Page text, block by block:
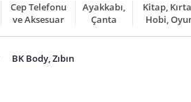
Cep Telefonu
ve Aksesuar
Ayakkabı,
Çanta
Kitap,
Hobi,
BK Body, Zıbın